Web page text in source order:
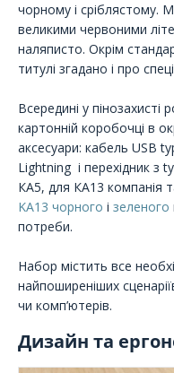
чорному і сріблястому.
великими червоними
наляписто. Окрім
титулі згадано і про
Всередині у
картонній коробочці в
аксесуари: кабель USB
Lightning і перехідник з
КА5, для КА13 компанія
KA13 чорного і зеленого
потреби.
Набор містить все
найпоширеніших
чи комп’ютерів.
Дизайн та